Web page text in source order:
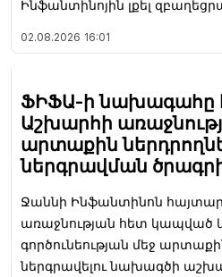
Ինֆանտինոյին լքել
02.08.2026 16:01
ՖԻՖԱ-ի նախագահը
Աշխարհի
արտաքին
ներգրավման
Ջաննի Ինֆանտինոն
առաջնության հետ կապված
գործունեության մեջ
ներգրավելու նախագծի